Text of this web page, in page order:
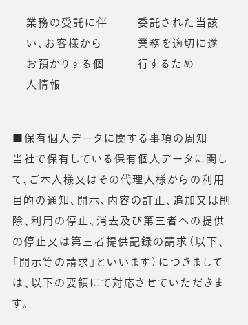
業務の受託に伴
い、お客様から
お預かりする個
人情報
委託された当該
業務を適切に遂
行するため
■保有個人データに関する事項の周知
当社で保有している保有個人データに関し
て、ご本人様又はその代理人様からの利用
目的の通知、開示、内容の訂正、追加又は削
除、利用の停止、消去及び第三者への提供
の停止又は第三者提供記録の請求（以下、
「開示等の請求」といいます）につきまして
は、以下の要領にて対応させていただきま
す。